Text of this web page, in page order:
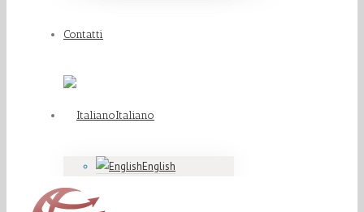
Contatti
Italiano
English